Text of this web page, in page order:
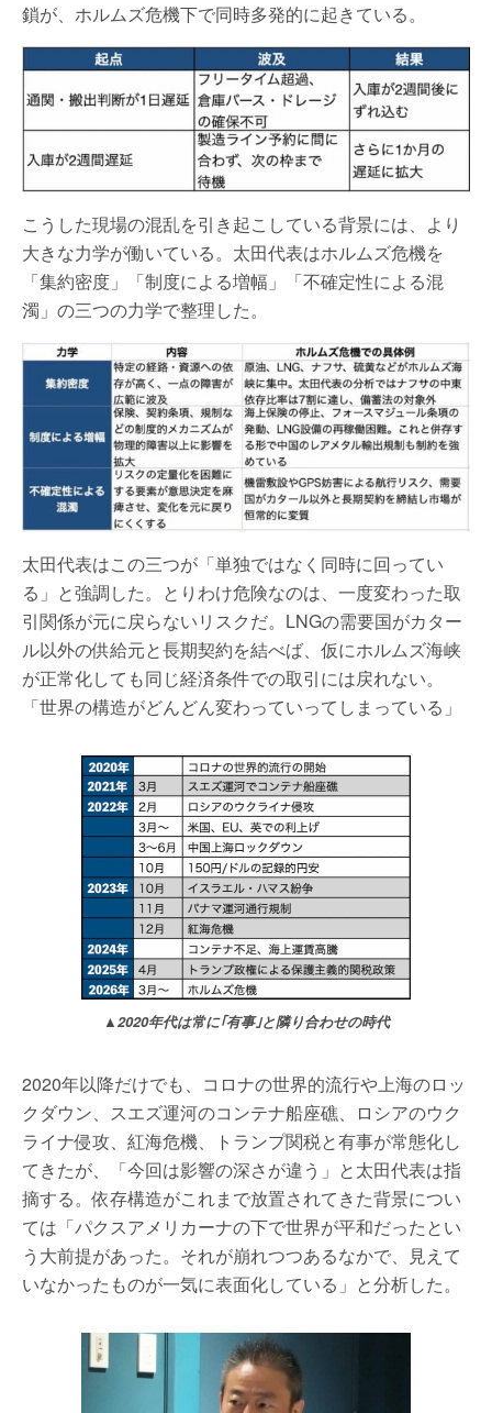
鎖が、ホルムズ危機下で同時多発的に起きている。
こうした現場の混乱を引き起こしている背景には、より
大きな力学が働いている。太田代表はホルムズ危機を
「集約密度」「制度による増幅」「不確定性による混
濁」の三つの力学で整理した。
太田代表はこの三つが「単独ではなく同時に回ってい
る」と強調した。とりわけ危険なのは、一度変わった取
引関係が元に戻らないリスクだ。LNGの需要国がカター
ル以外の供給元と長期契約を結べば、仮にホルムズ海峡
が正常化しても同じ経済条件での取引には戻れない。
「世界の構造がどんどん変わっていってしまっている」
▲2020年代は常に｢有事｣と隣り合わせの時代
2020年以降だけでも、コロナの世界的流行や上海のロッ
クダウン、スエズ運河のコンテナ船座礁、ロシアのウク
ライナ侵攻、紅海危機、トランプ関税と有事が常態化し
てきたが、「今回は影響の深さが違う」と太田代表は指
摘する。依存構造がこれまで放置されてきた背景につい
ては「パクスアメリカーナの下で世界が平和だったとい
う大前提があった。それが崩れつつあるなかで、見えて
いなかったものが一気に表面化している」と分析した。